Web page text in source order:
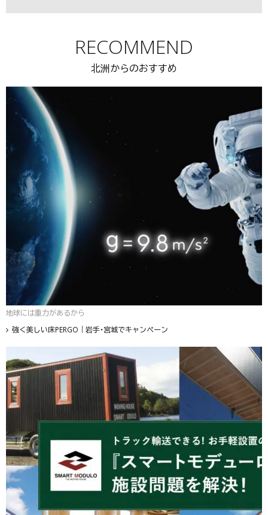
RECOMMEND
北洲からのおすすめ
地球には重力があるから
強く美しい床PERGO｜岩手・宮城でキャンペーン